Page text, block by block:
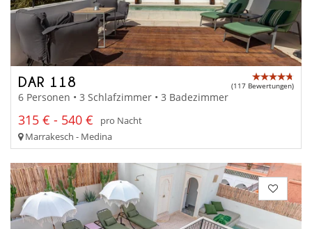
DAR 118 (117 Bewertungen)
6 Personen • 3 Schlafzimmer • 3 Badezimmer
315 € - 540 €
pro Nacht
Marrakesch - Medina